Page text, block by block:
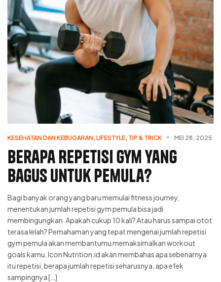
KESEHATAN DAN KEBUGARAN, LIFESTYLE, TIP & TRICK MEI 28, 2025
Berapa Repetisi Gym yang
Bagus untuk Pemula?
Bagi banyak orang yang baru memulai fitness journey,
menentukan jumlah repetisi gym pemula bisa jadi
membingungkan. Apakah cukup 10 kali? Atau harus sampai otot
terasa lelah? Pemahaman yang tepat mengenai jumlah repetisi
gym pemula akan membantumu memaksimalkan workout
goals kamu. Icon Nutrition.id akan membahas apa sebenarnya
itu repetisi, berapa jumlah repetisi seharusnya, apa efek
sampingnya […]